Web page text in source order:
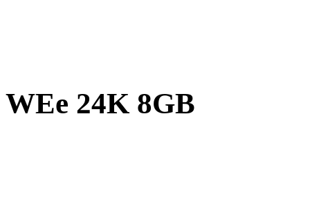
WEe 24K 8GB